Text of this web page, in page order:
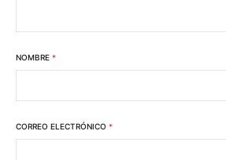
NOMBRE *
CORREO ELECTRÓNICO *